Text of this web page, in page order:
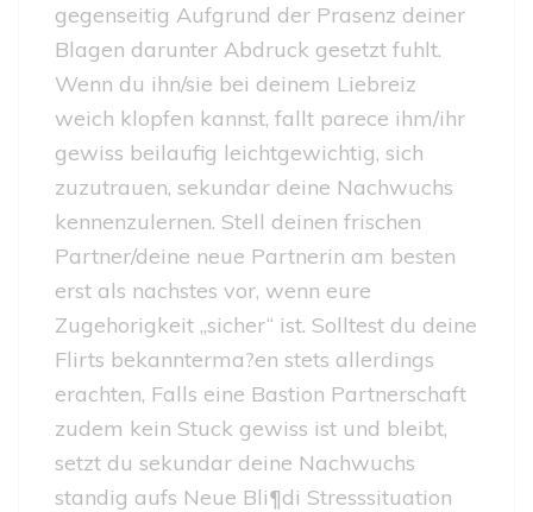
gegenseitig Aufgrund der Prasenz deiner
Blagen darunter Abdruck gesetzt fuhlt.
Wenn du ihn/sie bei deinem Liebreiz
weich klopfen kannst, fallt parece ihm/ihr
gewiss beilaufig leichtgewichtig, sich
zuzutrauen, sekundar deine Nachwuchs
kennenzulernen. Stell deinen frischen
Partner/deine neue Partnerin am besten
erst als nachstes vor, wenn eure
Zugehorigkeit „sicher“ ist. Solltest du deine
Flirts bekannterma?en stets allerdings
erachten, Falls eine Bastion Partnerschaft
zudem kein Stuck gewiss ist und bleibt,
setzt du sekundar deine Nachwuchs
standig aufs Neue Bli¶di Stresssituation